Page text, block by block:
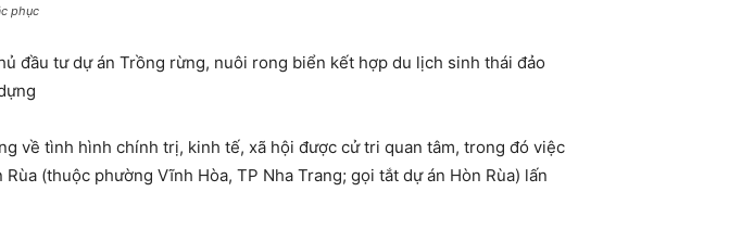
phục
đầu tư dự án Trồng rừng, nuôi rong biển kết hợp du lịch sinh thái đảo
về tình hình chính trị, kinh tế, xã hội được cử tri quan tâm, trong đó việc
(thuộc phường Vĩnh Hòa, TP Nha Trang; gọi tắt dự án Hòn Rùa) lấn